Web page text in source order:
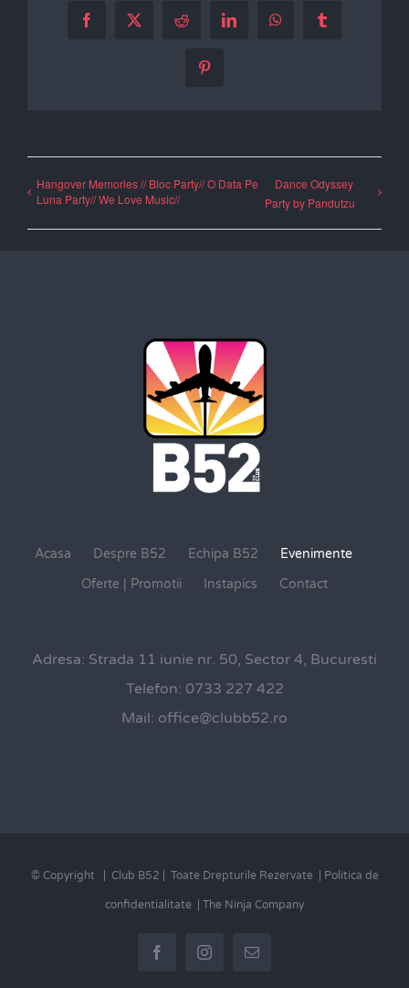
Facebook
X Reddit LinkedInWhatsAppTumblr
Pinterest
Hangover Memories // Bloc Party// O Data Pe
Luna Party// We Love Music//
Dance Odyssey
Party by Pandutzu
Acasa Despre B52 Echipa B52
Evenimente
Oferte | Promotii
Instapics Contact
Adresa: Strada 11 iunie nr. 50, Sector 4, Bucuresti
Telefon: 0733 227 422
Mail: office@clubb52.ro
© Copyright | Club B52 | Toate Drepturile Rezervate | Politica de
confidentialitate The Ninja Company
FacebookInstagram
E-